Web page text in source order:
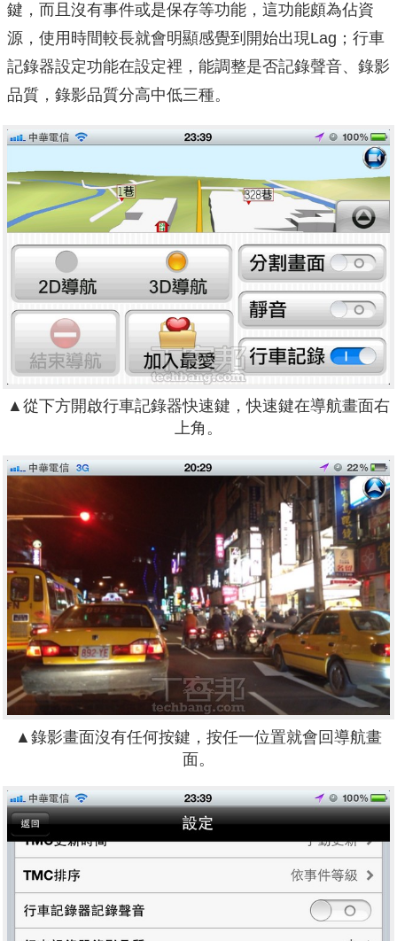
鍵，而且沒有事件或是保存等功能，這功能頗為佔資
源，使用時間較長就會明顯感覺到開始出現Lag；行車
記錄器設定功能在設定裡，能調整是否記錄聲音、錄影
品質，錄影品質分高中低三種。
▲從下方開啟行車記錄器快速鍵，快速鍵在導航畫面右
上角。
▲錄影畫面沒有任何按鍵，按任一位置就會回導航畫
面。